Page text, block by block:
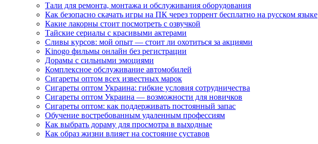
Тали для ремонта, монтажа и обслуживания оборудования
Как безопасно скачать игры на ПК через торрент бесплатно на русском языке
Какие лакорны стоит посмотреть с озвучкой
Тайские сериалы с красивыми актерами
Сливы курсов: мой опыт — стоит ли охотиться за акциями
Kinogo фильмы онлайн без регистрации
Дорамы с сильными эмоциями
Комплексное обслуживание автомобилей
Сигареты оптом всех известных марок
Сигареты оптом Украина: гибкие условия сотрудничества
Сигареты оптом Украина — возможности для новичков
Сигареты оптом: как поддерживать постоянный запас
Обучение востребованным удаленным профессиям
Как выбрать дораму для просмотра в выходные
Как образ жизни влияет на состояние суставов